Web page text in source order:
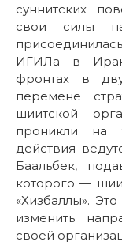
суннитских
свои силы
ИГИЛа в
фронтах в
перемене
шиитской
проникли на
действия
Баальбек,
которого —
«Хизбаллы».
изменить
своей